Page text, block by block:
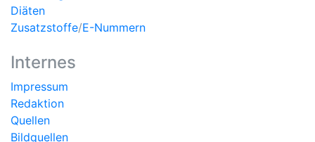
Diäten
Zusatzstoffe/E-Nummern
Internes
Impressum
Redaktion
Quellen
Bildquellen